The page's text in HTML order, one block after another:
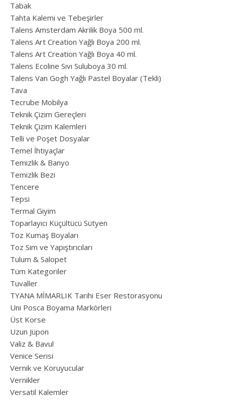
Tabak
Tahta Kalemi ve Tebeşirler
Talens Amsterdam Akrilik Boya 500 ml.
Talens Art Creation Yağlı Boya 200 ml.
Talens Art Creation Yağlı Boya 40 ml.
Talens Ecoline Sıvı Suluboya 30 ml.
Talens Van Gogh Yağlı Pastel Boyalar (Tekli)
Tava
Tecrube Mobilya
Teknik Çizim Gereçleri
Teknik Çizim Kalemleri
Telli ve Poşet Dosyalar
Temel İhtiyaçlar
Temizlik & Banyo
Temizlik Bezi
Tencere
Tepsi
Termal Giyim
Toparlayıcı Küçültücü Sütyen
Toz Kumaş Boyaları
Toz Sim ve Yapıştırıcıları
Tulum & Salopet
Tüm Kategoriler
Tuvaller
TYANA MİMARLIK Tarihi Eser Restorasyonu
Uni Posca Boyama Markörleri
Üst Korse
Uzun Jüpon
Valiz & Bavul
Venice Serisi
Vernik ve Koruyucular
Vernikler
Versatil Kalemler